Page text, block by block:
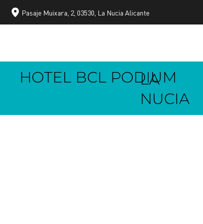
HOTEL BCL PODIUM
LA
NUCIA
Pasaje Muixara, 2, 03530, La Nucia Alicante